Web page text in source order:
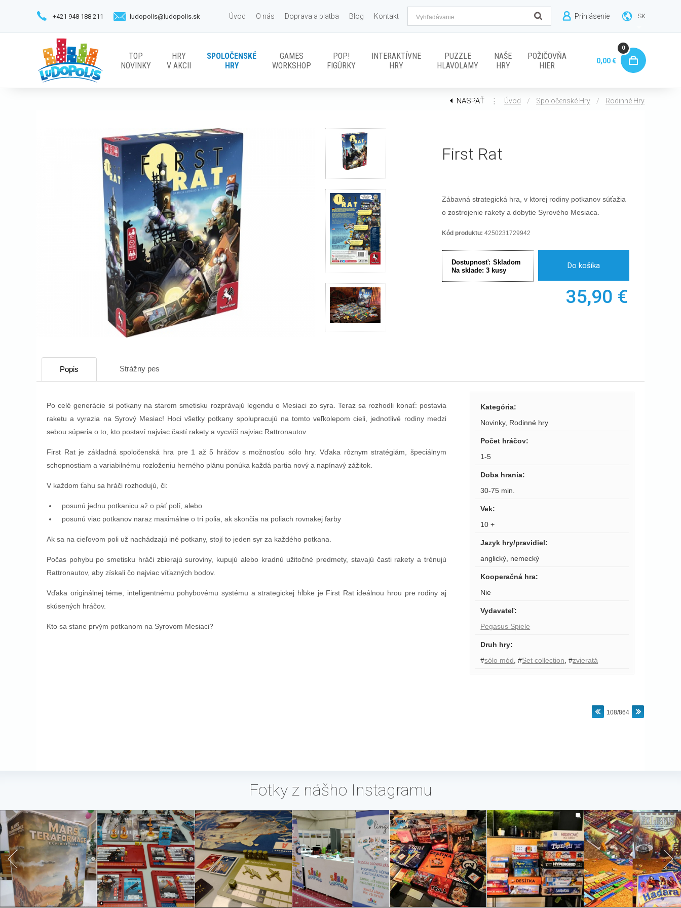
SK
Úvod O nás Doprava a platba Blog Kontakt
TOP
NOVINKY
HRY
V AKCII
SPOLOČENSKÉ
HRY
GAMES
WORKSHOP
POP!
FIGÚRKY
INTERAKTÍVNE
HRY
PUZZLE
HLAVOLAMY
NAŠE
HRY
POŽIČOVŇA
HIER
Prihlásenie
+421 948 188 211 ludopolis@ludopolis.sk
0,00 €
0
NASPÄŤ ⋮ Úvod / Spoločenské Hry / Rodinné Hry
First Rat
Zábavná strategická hra, v ktorej rodiny potkanov súťažia
o zostrojenie rakety a dobytie Syrového Mesiaca.
Kód produktu: 4250231729942
Dostupnosť: Skladom
Na sklade: 3 kusy
Do košíka
35,90 €
Popis Strážny pes
Po celé generácie si potkany na starom smetisku rozprávajú legendu o Mesiaci zo syra. Teraz sa rozhodli konať: postavia
raketu a vyrazia na Syrový Mesiac! Hoci všetky potkany spolupracujú na tomto veľkolepom cieli, jednotlivé rodiny medzi
sebou súperia o to, kto postaví najviac častí rakety a vycvičí najviac Rattronautov.
First Rat je základná spoločenská hra pre 1 až 5 hráčov s možnosťou sólo hry. Vďaka rôznym stratégiám, špeciálnym
schopnostiam a variabilnému rozloženiu herného plánu ponúka každá partia nový a napínavý zážitok.
V každom ťahu sa hráči rozhodujú, či:
posunú jednu potkanicu až o päť polí, alebo
posunú viac potkanov naraz maximálne o tri polia, ak skončia na poliach rovnakej farby
Ak sa na cieľovom poli už nachádzajú iné potkany, stojí to jeden syr za každého potkana.
Počas pohybu po smetisku hráči zbierajú suroviny, kupujú alebo kradnú užitočné predmety, stavajú časti rakety a trénujú
Rattronautov, aby získali čo najviac víťazných bodov.
Vďaka originálnej téme, inteligentnému pohybovému systému a strategickej hĺbke je First Rat ideálnou hrou pre rodiny aj
skúsených hráčov.
Kto sa stane prvým potkanom na Syrovom Mesiaci?
Kategória:
Novinky, Rodinné hry
Počet hráčov:
1-5
Doba hrania:
30-75 min.
Vek:
10 +
Jazyk hry/pravidiel:
anglický nemecký
Kooperačná hra:
Nie
Vydavateľ:
Pegasus Spiele
Druh hry:
#sólo mód ,#Set collection ,#zvieratá
108/864
Fotky z nášho Instagramu